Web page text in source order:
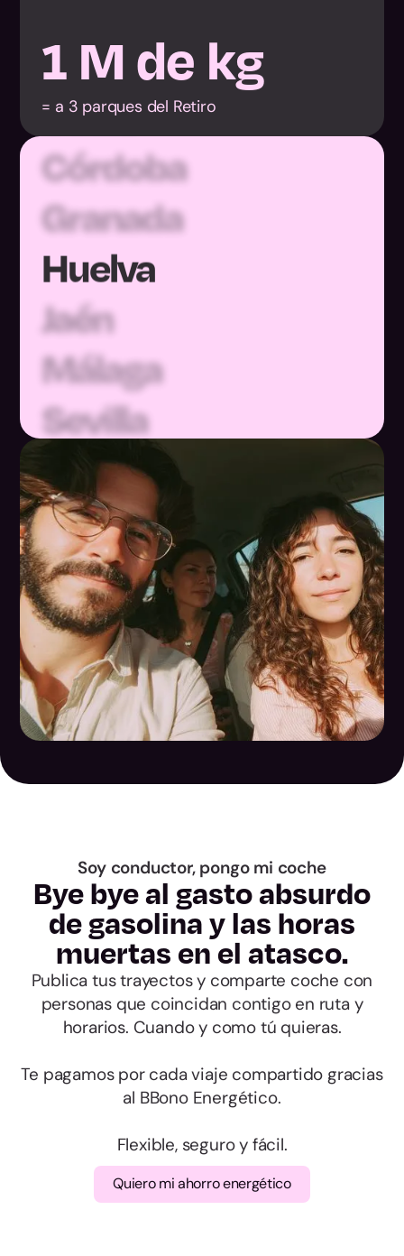
1M de kg
= a 3 parques del Retiro
Almería
Cádiz
Córdoba
Granada
Huelva
Jaén
Málaga
Sevilla
Huesca
Teruel
Zaragoza
Asturias
Baleares
Las Palmas
Santa Cruz de
Tenerife
Ávila
Burgos
León
Palencia
Salamanca
Segovia
Soria
Soy conductor, pongo mi coche
Bye bye al gasto absurdo
de gasolina y las horas
muertas en el atasco.
Publica tus trayectos y comparte coche con
personas que coincidan contigo en ruta y
horarios. Cuando y como tú quieras.
Te pagamos por cada viaje compartido gracias
al BBono Energético.
Flexible, seguro y fácil.
Quiero mi ahorro energético